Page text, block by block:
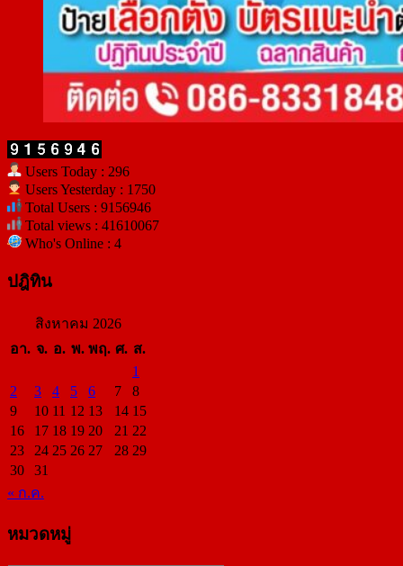
Users Today : 296
Users Yesterday : 1750
Total Users : 9156946
Total views : 41610067
Who's Online : 4
ปฎิทิน
สิงหาคม 2026
อา. จ. อ. พ. พฤ. ศ. ส.
1
2
3 4 5 6 7
8
9
10 11 12 13 14 15
16
17 18 19 20 21 22
23
24 25 26 27 28 29
30
31
« ก.ค.
หมวดหมู่